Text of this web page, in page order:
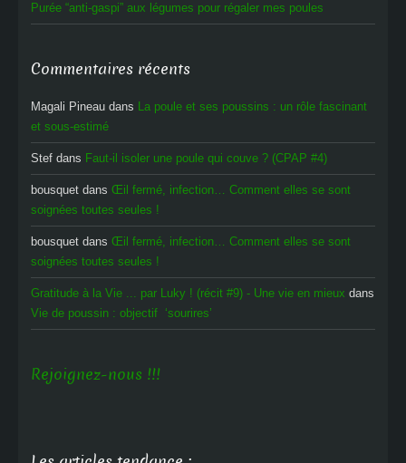
Purée “anti-gaspi” aux légumes pour régaler mes poules
Commentaires récents
Magali Pineau dans La poule et ses poussins : un rôle fascinant
et sous-estimé
Stef dans Faut-il isoler une poule qui couve ? (CPAP #4)
bousquet dans Œil fermé, infection… Comment elles se sont
soignées toutes seules !
bousquet dans Œil fermé, infection… Comment elles se sont
soignées toutes seules !
Gratitude à la Vie ... par Luky ! (récit #9) - Une vie en mieux dans
Vie de poussin : objectif ‘sourires’
Rejoignez-nous !!!